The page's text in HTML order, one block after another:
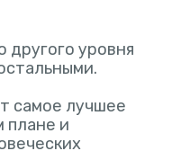
уровня
самое лучшее
плане и